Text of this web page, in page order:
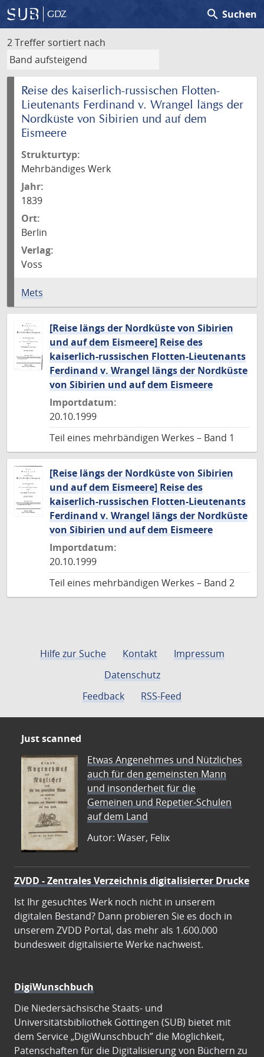
GDZ search Suchen
2 Treffer sortiert nach
Reise des kaiserlich-russischen Flotten-
Lieutenants Ferdinand v. Wrangel längs der
Nordküste von Sibirien und auf dem
Eismeere
Strukturtyp:
Mehrbändiges Werk
Jahr:
1839
Ort:
Berlin
Verlag:
Voss
Mets
[Reise längs der Nordküste von Sibirien
und auf dem Eismeere] Reise des
kaiserlich-russischen Flotten-Lieutenants
Ferdinand v. Wrangel längs der Nordküste
von Sibirien und auf dem Eismeere
Importdatum:
20.10.1999
Teil eines mehrbändigen Werkes – Band 1
[Reise längs der Nordküste von Sibirien
und auf dem Eismeere] Reise des
kaiserlich-russischen Flotten-Lieutenants
Ferdinand v. Wrangel längs der Nordküste
von Sibirien und auf dem Eismeere
Importdatum:
20.10.1999
Teil eines mehrbändigen Werkes – Band 2
Hilfe zur Suche Kontakt
Impressum
Datenschutz
Feedback
RSS-Feed
Just scanned
Etwas Angenehmes und Nützliches
auch für den gemeinsten Mann
und insonderheit für die
Gemeinen und Repetier-Schulen
auf dem Land
Autor: Waser, Felix
ZVDD - Zentrales Verzeichnis digitalisierter Drucke
Ist Ihr gesuchtes Werk noch nicht in unserem
digitalen Bestand? Dann probieren Sie es doch in
unserem ZVDD Portal, das mehr als 1.600.000
bundesweit digitalisierte Werke nachweist.
DigiWunschbuch
Die Niedersächsische Staats- und
Universitätsbibliothek Göttingen (SUB) bietet mit
dem Service „DigiWunschbuch” die Möglichkeit,
Patenschaften für die Digitalisierung von Büchern zu